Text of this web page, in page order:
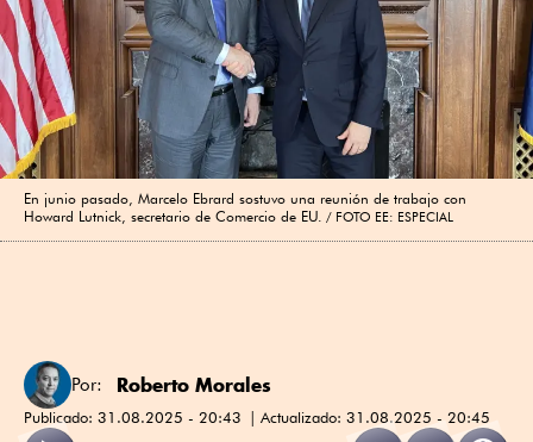
En junio pasado, Marcelo Ebrard sostuvo una reunión de trabajo con
Howard Lutnick, secretario de Comercio de EU.
FOTO EE: ESPECIAL
Por: Roberto Morales
Publicado: 31.08.2025 - 20:43 Actualizado: 31.08.2025 - 20:45